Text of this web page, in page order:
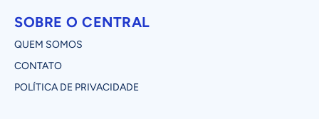
SOBRE O CENTRAL
QUEM SOMOS
CONTATO
POLÍTICA DE PRIVACIDADE